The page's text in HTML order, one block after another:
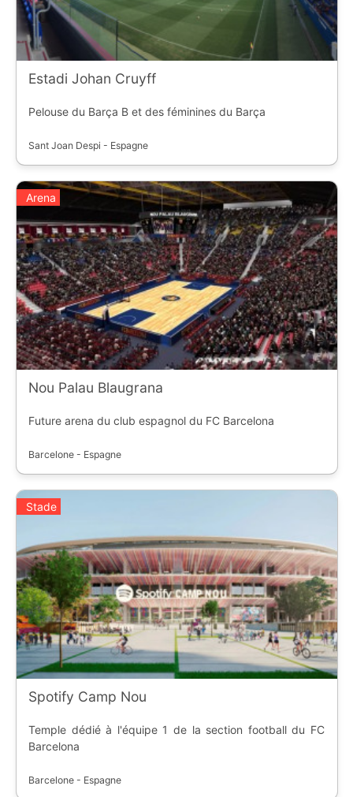
Estadi Johan Cruyff
Pelouse du Barça B et des féminines du Barça
Sant Joan Despi - Espagne
Arena
Nou Palau Blaugrana
Future arena du club espagnol du FC Barcelona
Barcelone - Espagne
Stade
Spotify Camp Nou
Temple dédié à l'équipe 1 de la section football du FC
Barcelona
Barcelone - Espagne